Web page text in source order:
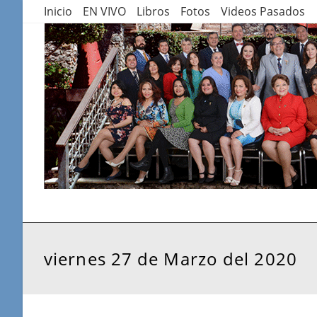
contenido
Inicio EN VIVO Libros Fotos Videos Pasados
viernes 27 de Marzo del 2020